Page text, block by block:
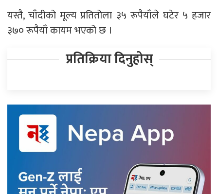
यस्तै, चाँदीको मूल्य प्रतितोला ३५ रूपैयाँले घटेर ५ हजार
३७० रूपैयाँ कायम भएको छ ।
प्रतिक्रिया दिनुहोस्